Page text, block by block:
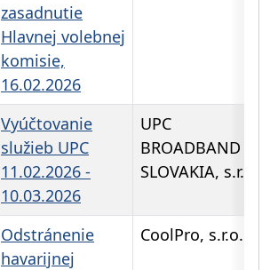
zasadnutie
Hlavnej volebnej
komisie,
16.02.2026
Vyúčtovanie
služieb UPC
11.02.2026 -
10.03.2026
UPC
BROADBAND
SLOVAKIA, s.r.o.
Odstránenie
havarijnej
CoolPro, s.r.o.